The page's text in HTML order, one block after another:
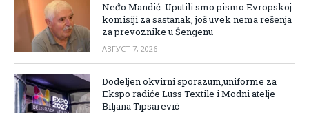
Neđo Mandić: Uputili smo pismo Evropskoj
komisiji za sastanak, još uvek nema rešenja
za prevoznike u Šengenu
АВГУСТ 7, 2026
Dodeljen okvirni sporazum,uniforme za
Ekspo radiće Luss Textile i Modni atelje
Biljana Tipsarević